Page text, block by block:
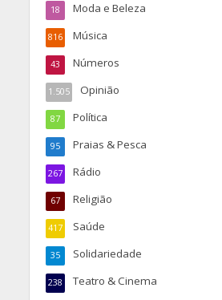
Moda e Beleza
18
Música
816
Números
43
Opinião
1.505
Política
87
Praias & Pesca
95
Rádio
267
Religião
67
Saúde
417
Solidariedade
35
Teatro & Cinema
238